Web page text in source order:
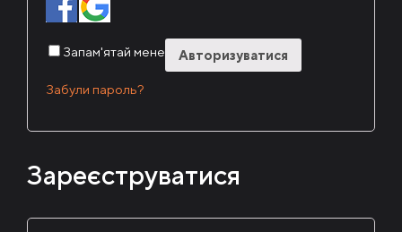
Запам'ятай мене Авторизуватися
Забули пароль?
Зареєструватися